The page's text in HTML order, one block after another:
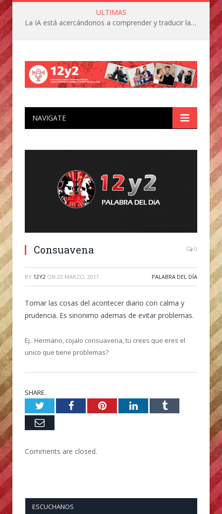
ULTIMAS
La IA está acercándonos a comprender y traducir las vocalizaciones y comportamientos de nuestras mascotas
NAVIGATE
Consuavena 0
BY 12Y2 ON 22 MARZO, 2011 PALABRA DEL DÍA
Tomar las cosas del acontecer diario con calma y
prudencia. Es sinonimo ademas de evitar problemas.
Ej.: Hermano, cojalo consuavena, tu crees que eres el
unico que tiene problemas?
SHARE.
TwitterFacebookPinterestLinkedInTumblr
Email
Comments are closed.
ESCUCHANOS